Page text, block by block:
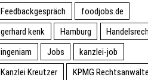
Feedbackgespräch
foodjobs.de
gerhard kenk
Hamburg
ingeniam
Jobs
kanzlei-job
Kanzlei Kreutzer
KPMG Rechtsanwälte